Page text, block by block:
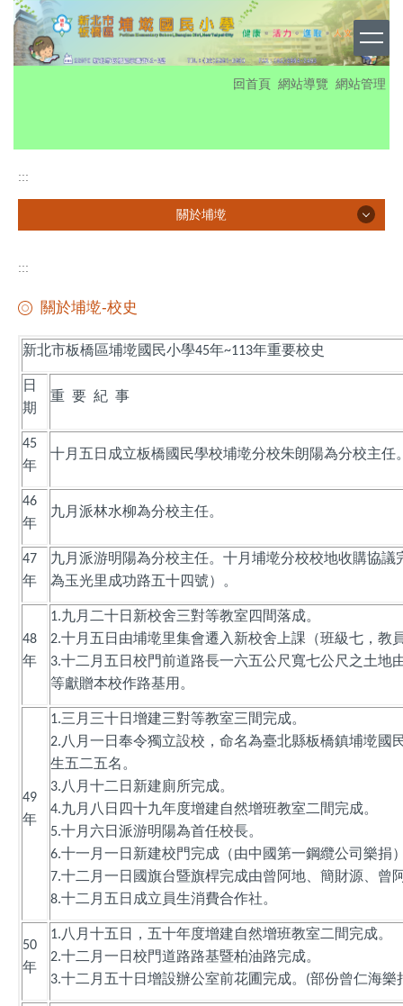
跳
到
主
要
:::
回首頁 網站導覽 網站管理
:::
關於埔墘
埔墘榮耀
歷年獎盃獎牌
學校平面圖
交通位置
校歌
門禁管理辦法
反霸凌專線
:::
關於埔墘-校史
新北市板橋區埔墘國民小學45年~113年重要校史
日
期
重 要 紀 事
45
年
十月五日成立板橋國民學校埔墘分校朱朗陽為分校主
46
年
九月派林水柳為分校主任。
47
年
九月派游明陽為分校主任。十月埔墘分校校地收購協
為玉光里成功路五十四號）。
48
年
1.九月二十日新校舍三對等教室四間落成。
2.十月五日由埔墘里集會遷入新校舍上課（班級七，教
3.十二月五日校門前道路長一六五公尺寬七公尺之土地
等獻贈本校作路基用。
49
年
1.三月三十日增建三對等教室三間完成。
2.八月一日奉令獨立設校，命名為臺北縣板橋鎮埔墘
生五二五名。
3.八月十二日新建廁所完成。
4.九月八日四十九年度增建自然增班教室二間完成。
5.十月六日派游明陽為首任校長。
6.十一月一日新建校門完成（由中國第一鋼纜公司樂捐
7.十二月一日國旗台暨旗桿完成由曾阿地、簡財源、曾
8.十二月五日成立員生消費合作社。
50
年
1.八月十五日，五十年度增建自然增班教室二間完成。
2.十二月一日校門道路路基暨柏油路完成。
3.十二月五十日增設辦公室前花圃完成。 (部份曾仁海樂